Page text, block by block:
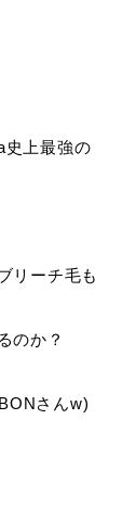
史上最強の
リーチ毛も
のか？
さんw)